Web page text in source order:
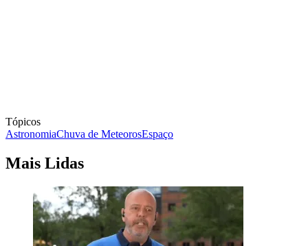
Tópicos
AstronomiaChuva de MeteorosEspaço
Mais Lidas